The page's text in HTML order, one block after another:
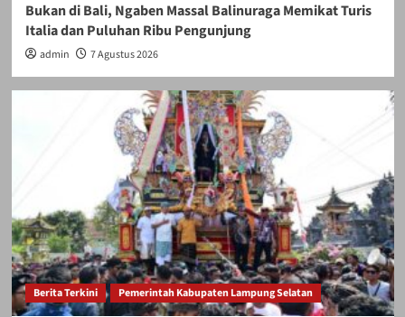
Bukan di Bali, Ngaben Massal Balinuraga Memikat Turis
Italia dan Puluhan Ribu Pengunjung
admin 7 Agustus 2026
Berita Terkini Pemerintah Kabupaten Lampung Selatan